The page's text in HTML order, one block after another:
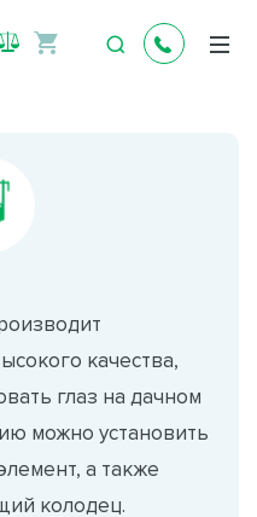
качества,
глаз на дачном
можно установить
а также
колодец.